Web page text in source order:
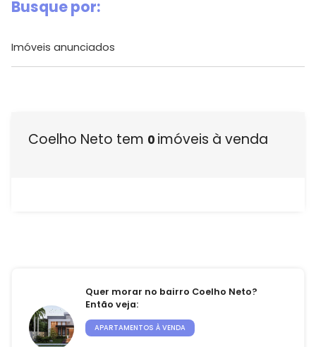
Lançamentos
Avalie seu Imóvel
Área do cliente
Venda seu imóvel
Busque por:
Imóveis anunciados
Coelho Neto tem 0 imóveis à venda
Quer morar no bairro Coelho Neto?
Então veja:
APARTAMENTOS À VENDA